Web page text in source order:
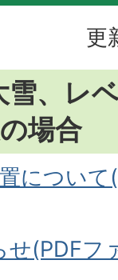
更
雪、レ
場合
について
(PDFフ